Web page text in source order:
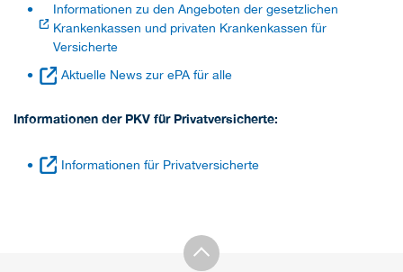
Informationen zu den Angeboten der gesetzlichen
Krankenkassen und privaten Krankenkassen für
Versicherte
Aktuelle News zur ePA für alle
Informationen der PKV für Privatversicherte:
Informationen für Privatversicherte